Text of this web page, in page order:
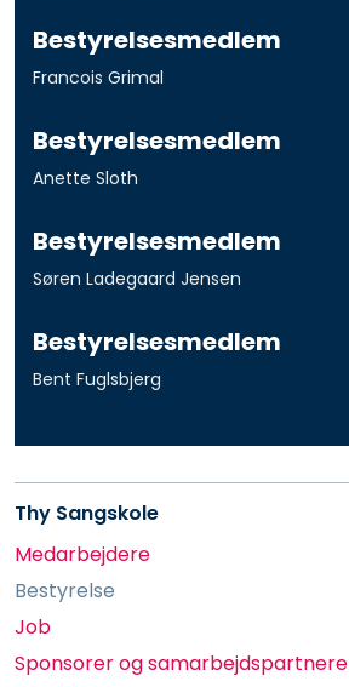
Bestyrelsesmedlem
Francois Grimal
Bestyrelsesmedlem
Anette Sloth
Bestyrelsesmedlem
Søren Ladegaard Jensen
Bestyrelsesmedlem
Bent Fuglsbjerg
Thy Sangskole
Medarbejdere
Bestyrelse
Job
Sponsorer og samarbejdspartnere